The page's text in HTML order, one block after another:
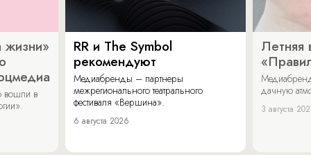
жизни»
вошли в
RR и The Symbol
рекомендуют
Медиабренды – партнеры
межрегионального театрального
фестиваля «Вершина».
6 августа 2026
Летняя
дачную
3 августа